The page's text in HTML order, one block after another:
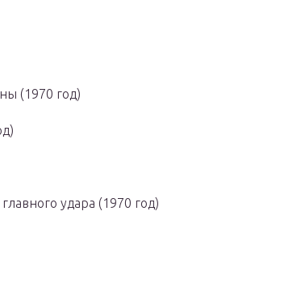
(1970 год)
удара (1970 год)